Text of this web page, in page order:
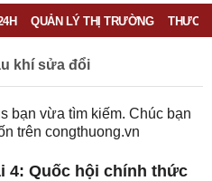
QUẢN LÝ THỊ TRƯỜNG
khí sửa đổi
bạn vừa tìm kiếm. Chúc bạn
trên congthuong.vn
4: Quốc hội chính thức